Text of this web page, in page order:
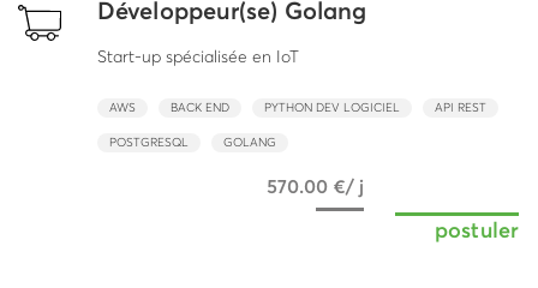
Développeur(se) Golang
Start-up spécialisée en IoT
AWS BACK END PYTHON DEV LOGICIEL API REST
POSTGRESQL GOLANG
570.00 €/ j
postuler